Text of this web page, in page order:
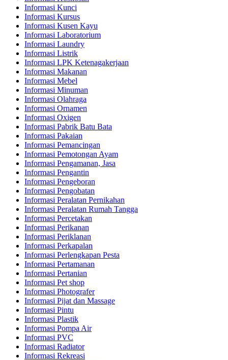
Informasi Kunci
Informasi Kursus
Informasi Kusen Kayu
Informasi Laboratorium
Informasi Laundry
Informasi Listrik
Informasi LPK Ketenagakerjaan
Informasi Makanan
Informasi Mebel
Informasi Minuman
Informasi Olahraga
Informasi Ornamen
Informasi Oxigen
Informasi Pabrik Batu Bata
Informasi Pakaian
Informasi Pemancingan
Informasi Pemotongan Ayam
Informasi Pengamanan, Jasa
Informasi Pengantin
Informasi Pengeboran
Informasi Pengobatan
Informasi Peralatan Pernikahan
Informasi Peralatan Rumah Tangga
Informasi Percetakan
Informasi Perikanan
Informasi Periklanan
Informasi Perkapalan
Informasi Perlengkapan Pesta
Informasi Pertamanan
Informasi Pertanian
Informasi Pet shop
Informasi Photografer
Informasi Pijat dan Massage
Informasi Pintu
Informasi Plastik
Informasi Pompa Air
Informasi PVC
Informasi Radiator
Informasi Rekreasi